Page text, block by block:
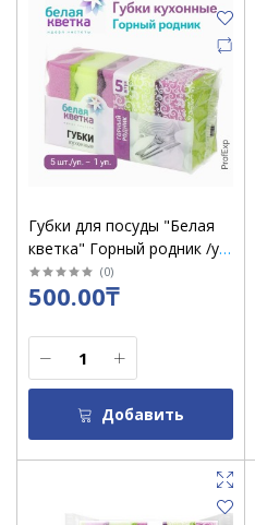
Губки для посуды "Белая
кветка" Горный родник /уп
5 шт
(0)
500.00₸
Добавить